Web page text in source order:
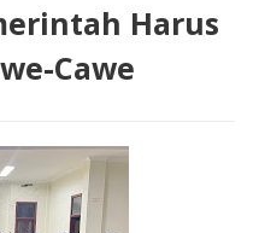
Harus
Cawe